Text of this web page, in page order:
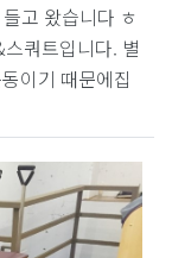
고 왔습니다 ㅎ
쿼트입니다. 별
이기 때문에집